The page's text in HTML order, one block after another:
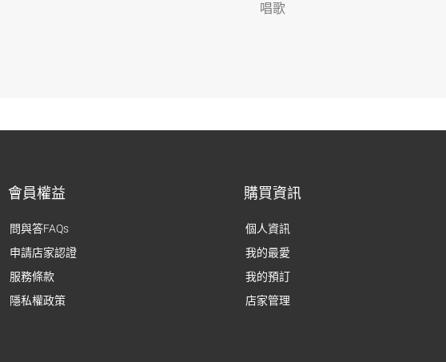
唱歌
會員權益
問與答FAQs
申請店家認證
服務條款
隱私權政策
購買資訊
個人資訊
我的最愛
我的預訂
店家管理